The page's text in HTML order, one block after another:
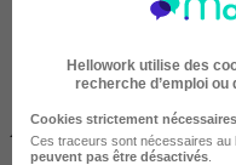
À DISTANCE
Hellowork utilise des
recherche d’emploi
Cookies strictement nécessaires
Ces traceurs sont nécessaires au
peuvent pas être désactivés